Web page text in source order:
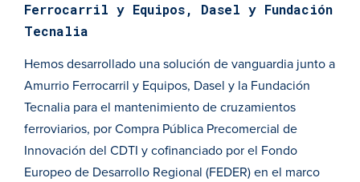
Ferrocarril y Equipos, Dasel y Fundación
Tecnalia
Hemos desarrollado una solución de vanguardia junto a
Amurrio Ferrocarril y Equipos, Dasel y la Fundación
Tecnalia para el mantenimiento de cruzamientos
ferroviarios, por Compra Pública Precomercial de
Innovación del CDTI y cofinanciado por el Fondo
Europeo de Desarrollo Regional (FEDER) en el marco